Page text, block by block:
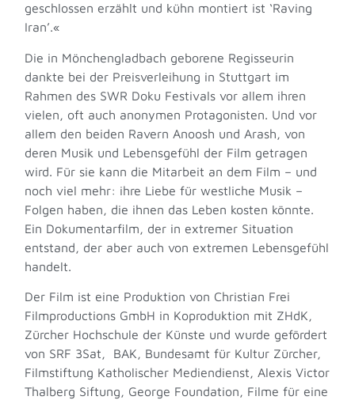
geschlossen erzählt und kühn montiert ist ‘Raving
Iran’.«
Die in Mönchengladbach geborene Regisseurin
dankte bei der Preisverleihung in Stuttgart im
Rahmen des SWR Doku Festivals vor allem ihren
vielen, oft auch anonymen Protagonisten. Und vor
allem den beiden Ravern Anoosh und Arash, von
deren Musik und Lebensgefühl der Film getragen
wird. Für sie kann die Mitarbeit an dem Film – und
noch viel mehr: ihre Liebe für westliche Musik –
Folgen haben, die ihnen das Leben kosten könnte.
Ein Dokumentarfilm, der in extremer Situation
entstand, der aber auch von extremen Lebensgefühl
handelt.
Der Film ist eine Produktion von Christian Frei
Filmproductions GmbH in Koproduktion mit ZHdK,
Zürcher Hochschule der Künste und wurde gefördert
von SRF 3Sat, BAK, Bundesamt für Kultur Zürcher,
Filmstiftung Katholischer Mediendienst, Alexis Victor
Thalberg Siftung, George Foundation, Filme für eine